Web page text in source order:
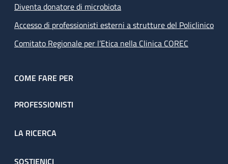
Diventa donatore di microbiota
Accesso di professionisti esterni a strutture del Policlinico
Comitato Regionale per l’Etica nella Clinica COREC
COME FARE PER
PROFESSIONISTI
LA RICERCA
SOSTIENICI